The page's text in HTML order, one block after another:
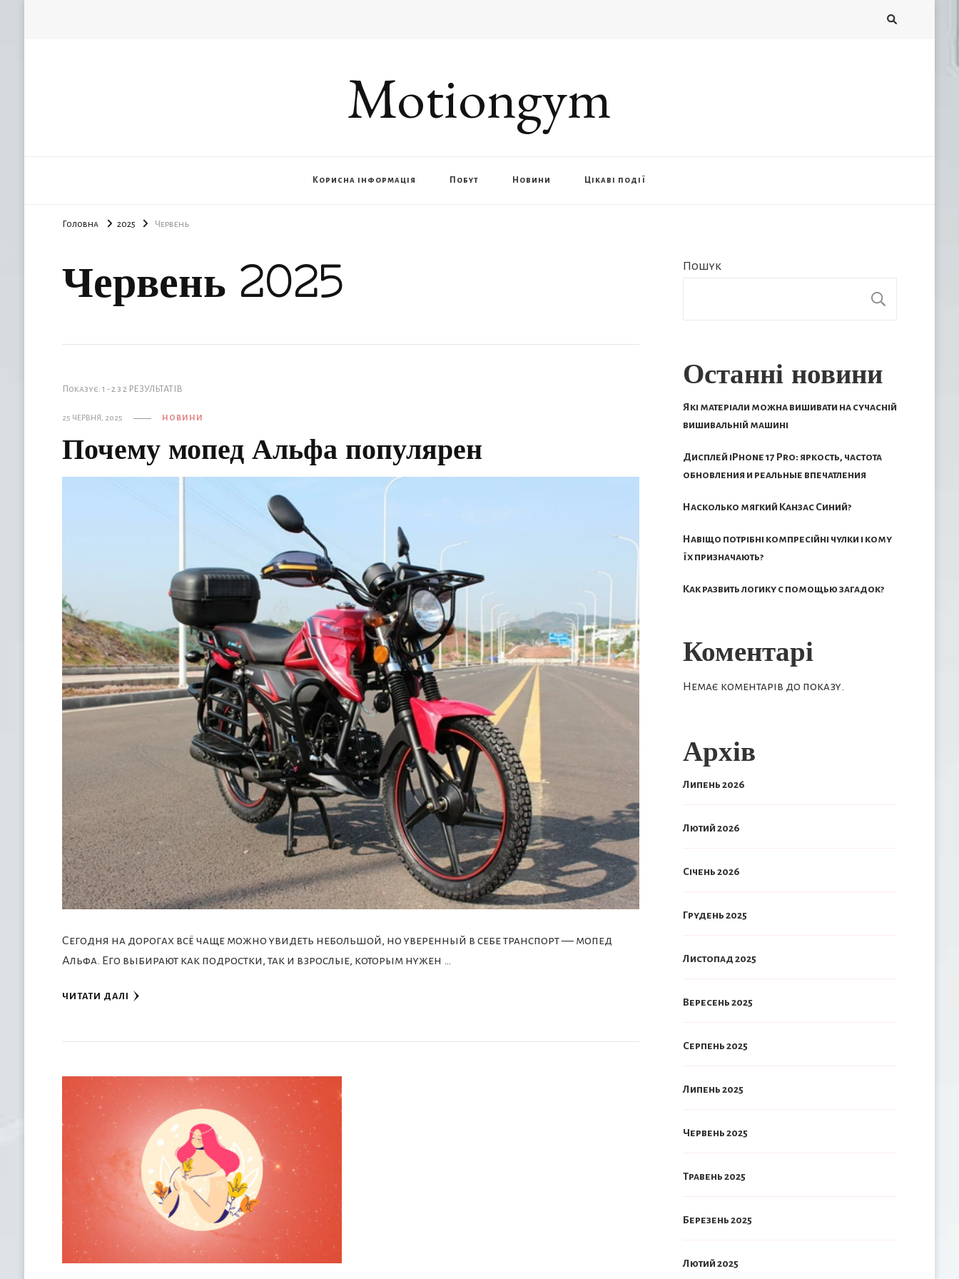
Motiongym
Корисна інформація Побут Новини Цікаві події
Головна 2025 Червень
Червень 2025
Показує: 1 - 2 з 2 РЕЗУЛЬТАТІВ
25 ЧЕРВНЯ, 2025 НОВИНИ
Почему мопед Альфа популярен
Сегодня на дорогах всё чаще можно увидеть небольшой, но уверенный в себе транспорт — мопед
Альфа. Его выбирают как подростки, так и взрослые, которым нужен …
ЧИТАТИ ДАЛІ
Пошук
Останні новини
Які матеріали можна вишивати на сучасній
вишивальній машині
Дисплей iPhone 17 Pro: яркость, частота
обновления и реальные впечатления
Насколько мягкий Канзас Синий?
Навіщо потрібні компресійні чулки і кому
їх призначають?
Как развить логику с помощью загадок?
Коментарі
Немає коментарів до показу.
Архів
Липень 2026
Лютий 2026
Січень 2026
Грудень 2025
Листопад 2025
Вересень 2025
Серпень 2025
Липень 2025
Червень 2025
Травень 2025
Березень 2025
Лютий 2025